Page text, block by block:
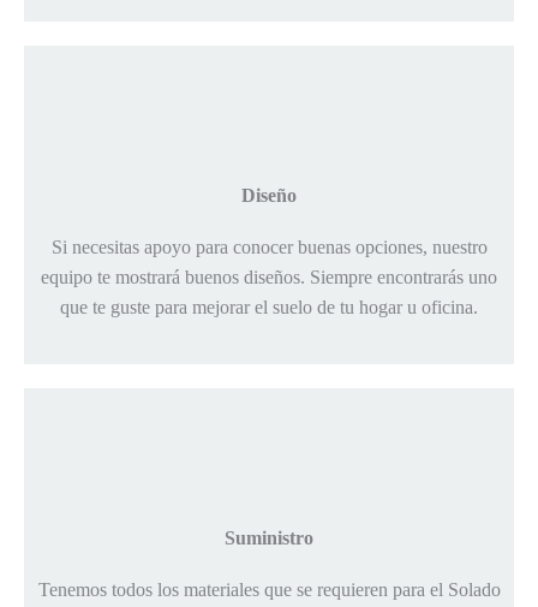
Diseño
Si necesitas apoyo para conocer buenas opciones, nuestro
equipo te mostrará buenos diseños. Siempre encontrarás uno
que te guste para mejorar el suelo de tu hogar u oficina.
Suministro
Tenemos todos los materiales que se requieren para el Solado